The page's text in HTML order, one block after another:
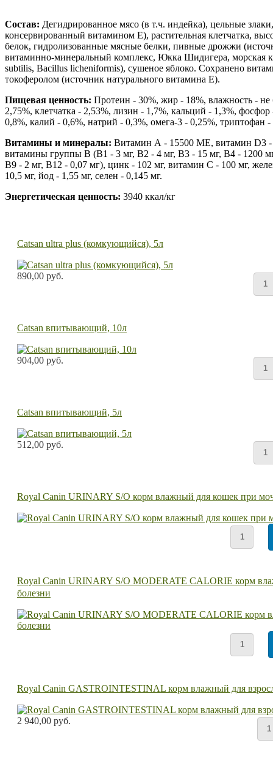
Состав: Дегидрированное мясо (в т.ч. индейка), цельные
консервированный витамином E), растительная клетчатка,
белок, гидролизованные мясные белки, пивные дрожжи
витаминно-минеральный комплекс, Юкка Шидигера, морская
subtilis, Bacillus licheniformis), сушеное яблоко. Cохранено
токоферолом (источник натурального витамина Е).
Пищевая ценность: Протеин - 30%, жир - 18%, влажность - не
2,75%, клетчатка - 2,53%, лизин - 1,7%, кальций - 1,3%,
0,8%, калий - 0,6%, натрий - 0,3%, омега-3 - 0,25%, триптофан -
Витамины и минералы: Витамин А - 15500 МЕ, витамин D3
витамины группы В (В1 - 3 мг, В2 - 4 мг, В3 - 15 мг, В4 - 1200
В9 - 2 мг, В12 - 0,07 мг), цинк - 102 мг, витамин С - 100 мг,
10,5 мг, йод - 1,55 мг, селен - 0,145 мг.
Энергетическая ценность: 3940 ккал/кг
Catsan ultra plus (комкующийся), 5л
890,00 руб.
Catsan впитывающий, 10л
904,00 руб.
Catsan впитывающий, 5л
512,00 руб.
Royal Canin URINARY S/O корм влажный для кошек при
Royal Canin URINARY S/O MODERATE CALORIE корм
болезни
Royal Canin GASTROINTESTINAL корм влажный для
2 940,00 руб.